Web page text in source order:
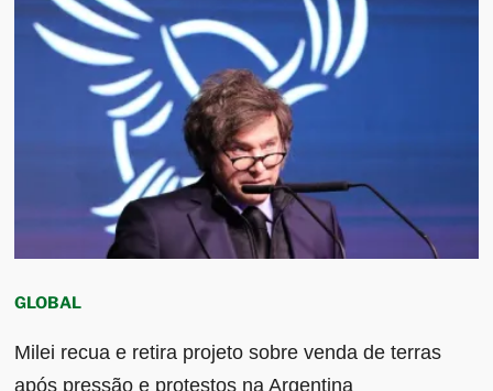
GLOBAL
Milei recua e retira projeto sobre venda de terras
após pressão e protestos na Argentina